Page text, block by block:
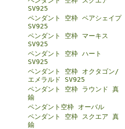
SV925
ペンダント 空枠 ペアシェイプ
SV925
ペンダント 空枠 マーキス
SV925
ペンダント 空枠 ハート
SV925
ペンダント 空枠 オクタゴン/
エメラルド SV925
ペンダント 空枠 ラウンド 真
鍮
ペンダント空枠 オーバル
ペンダント 空枠 スクエア 真
鍮